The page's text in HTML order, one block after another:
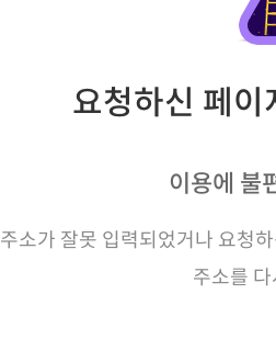
요청하신 페
이용에 불
소가 잘못 입력되었거나 요청
주소를